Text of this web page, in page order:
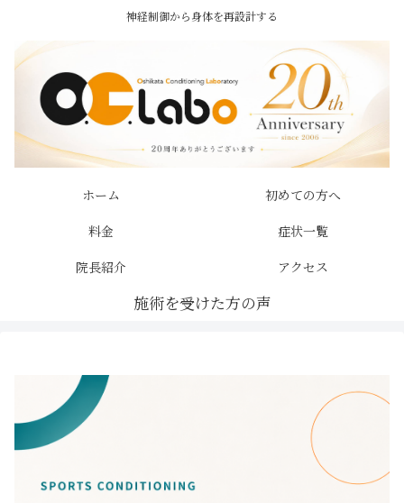
神経制御から身体を再設計する
ホーム
初めての方へ
料金
症状一覧
院長紹介
アクセス